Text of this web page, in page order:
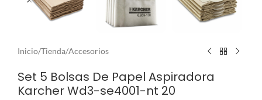
Inicio/Tienda/Accesorios
Set 5 Bolsas De Papel Aspiradora
Karcher Wd3-se4001-nt 20